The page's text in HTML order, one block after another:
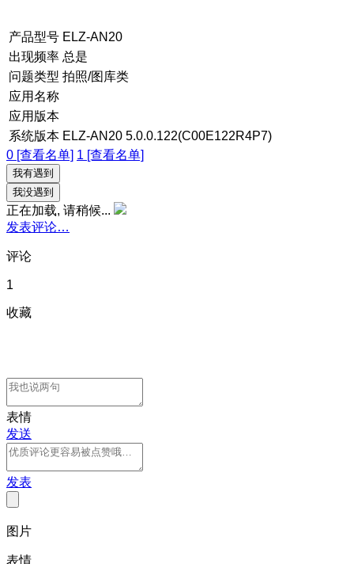
产品型号 ELZ-AN20
出现频率 总是
问题类型 拍照/图库类
应用名称
应用版本
系统版本 ELZ-AN20 5.0.0.122(C00E122R4P7)
0 [查看名单] 1 [查看名单]
我有遇到
我没遇到
正在加载, 请稍候...
发表评论…
评论
1
收藏
表情
发送
发表
图片
表情